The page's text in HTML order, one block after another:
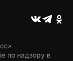
по надзору в